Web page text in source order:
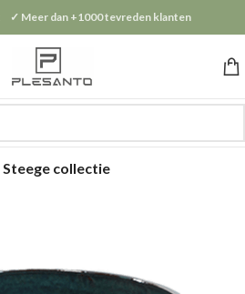
Meer dan +1000 tevreden klanten
Steege collectie